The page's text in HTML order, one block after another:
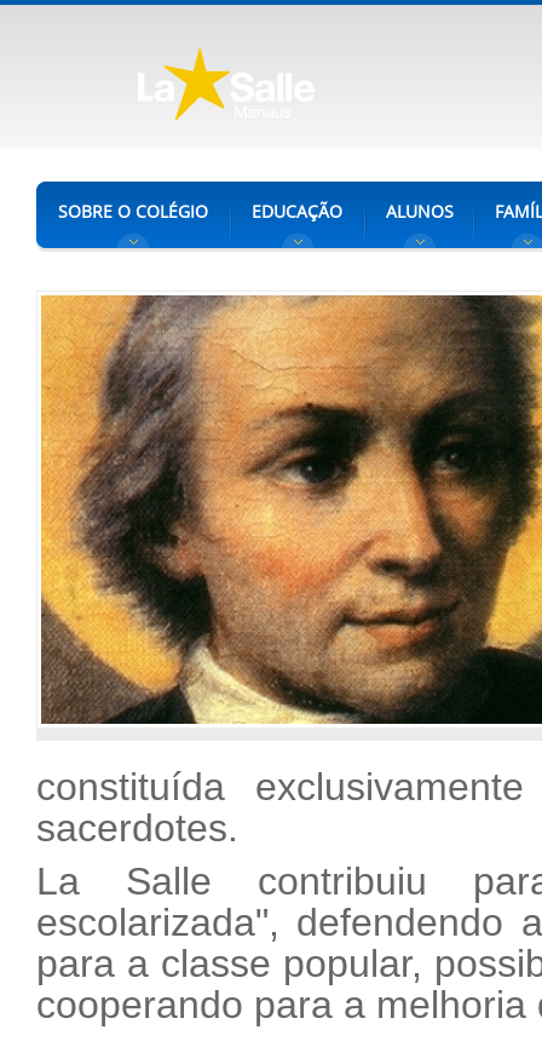
SOBRE O COLÉGIO EDUCAÇÃO ALUNOS
constituída
sacerdotes.
La Salle contribuiu
escolarizada", defendendo
para a classe popular,
cooperando para a melhoria